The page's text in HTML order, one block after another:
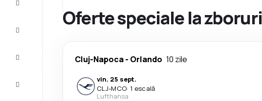
Oferte speciale la
Cluj-Napoca- Orlando 10 zile
vin. 25 sept.
CLJ-MCO· 1 escală
Lufthansa